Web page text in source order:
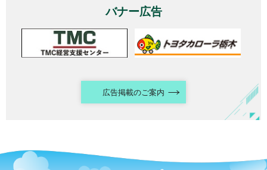
バナー広告
広告掲載のご案内